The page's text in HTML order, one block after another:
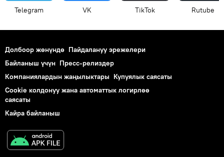
Telegram VK ТikТоk Rutube
Долбоор жөнүндө Пайдалануу эрежелери
Байланыш үчүн Пресс-релиздер
Компаниялардын жаңылыктары Купуялык саясаты
Cookie колдонуу жана автоматтык логирлөө
саясаты
Кайра байланыш